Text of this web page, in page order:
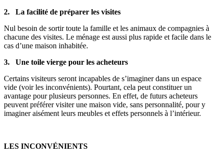
2. La facilité de préparer les visites
Nul besoin de sortir toute la famille et les animaux de compagnies à
chacune des visites. Le ménage est aussi plus rapide et facile dans le
cas d’une maison inhabitée.
3. Une toile vierge pour les acheteurs
Certains visiteurs seront incapables de s’imaginer dans un espace
vide (voir les inconvénients). Pourtant, cela peut constituer un
avantage pour plusieurs personnes. En effet, de futurs acheteurs
peuvent préférer visiter une maison vide, sans personnalité, pour y
imaginer aisément leurs meubles et effets personnels à l’intérieur.
LES INCONVÉNIENTS